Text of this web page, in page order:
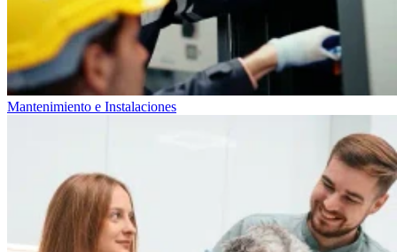
Mantenimiento e Instalaciones